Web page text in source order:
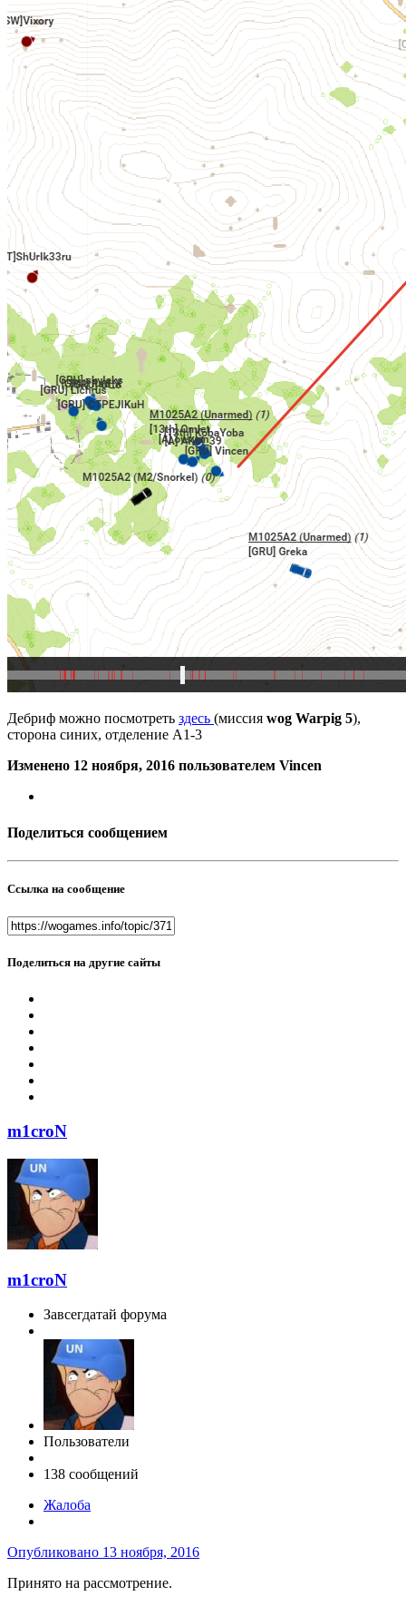
Дебриф можно посмотреть здесь (миссия wog Warpig 5),
сторона синих, отделение А1-3
Изменено 12 ноября, 2016 пользователем Vincen
Поделиться сообщением
Ссылка на сообщение
Поделиться на другие сайты
m1croN
m1croN
Завсегдатай форума
Пользователи
138 сообщений
Жалоба
Опубликовано 13 ноября, 2016
Принято на рассмотрение.